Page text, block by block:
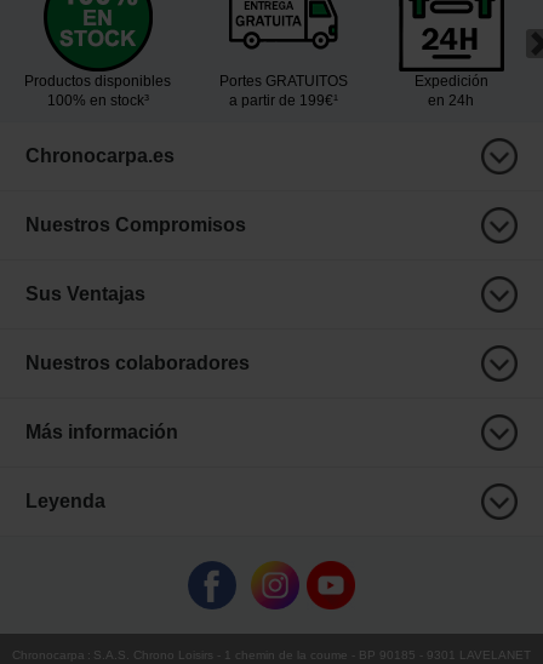
Productos disponibles
100% en stock³
Portes GRATUITOS
a partir de 199€¹
Expedición
en 24h
Chronocarpa.es
Nuestros Compromisos
Sus Ventajas
Nuestros colaboradores
Más información
Leyenda
Chronocarpa : S.A.S. Chrono Loisirs - 1 chemin de la coume - BP 90185 - 9301 LAVELANET